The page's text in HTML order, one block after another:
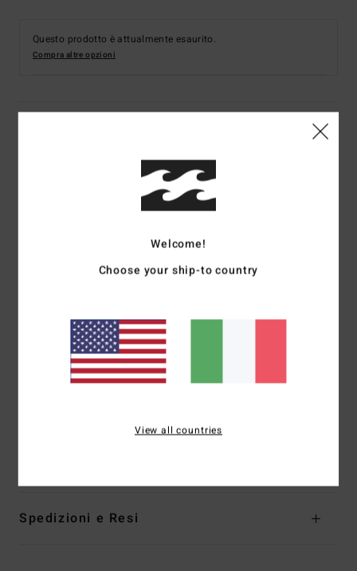
Questo prodotto è attualmente esaurito.
Compra altre opzioni
Mutandina bikini Nero Donna
Codice colore
Copertura:copertura posteriore media, 1 ¾” più corta
della copertura completa
vita alta giusta sotto l’ombelico
Marcatura:logo Billabong ricamato
Spedizioni e Resi
Welcome!
Choose your ship-to country
View all countries